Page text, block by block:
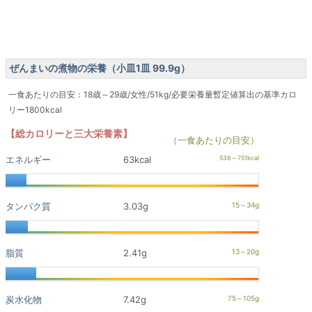
ぜんまいの煮物の栄養（小皿1皿 99.9g）
一食あたりの目安：18歳～29歳/女性/51kg/必要栄養量暫定値算出の基準カロ
リー1800kcal
【総カロリーと三大栄養素】
（一食あたりの目安）
エネルギー
63kcal
タンパク質 3.03g
脂質 2.41g
炭水化物 7.42g